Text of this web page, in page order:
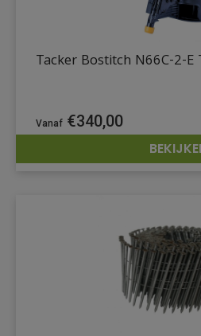
Tacker Bostitch N66C-2-
€340,00